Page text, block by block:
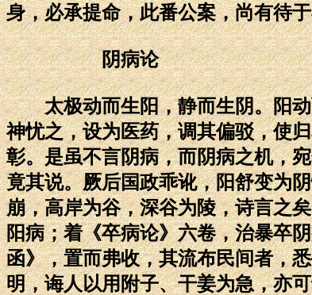
身，必承提命，此番公案，尚有待
阴病论
太极动而生阳，静而生阴。阳动
神忧之，设为医药，调其偏驳，使
彰。是虽不言阴病，而阴病之机，
竟其说。厥后国政乖讹，阳舒变为
崩，高岸为谷，深谷为陵，诗言之
阳病；着《卒病论》六卷，治暴卒
函》，置而弗收，其流布民间者，
明，诲人以用附子、干姜为急，亦